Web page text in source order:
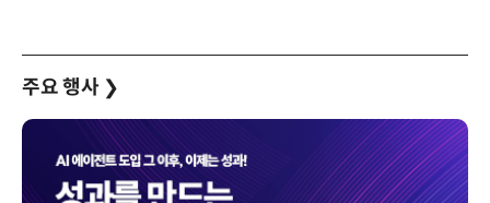
주요 행사 ❯